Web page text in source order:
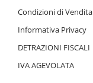
Condizioni di Vendita
Informativa Privacy
DETRAZIONI FISCALI
IVA AGEVOLATA